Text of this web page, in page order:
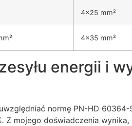
4×25 mm²
4×35 mm²
energii i
normę PN-HD
Z mojego doświadczenia